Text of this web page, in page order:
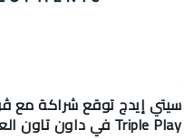
سيتي إيدج توقع شراكة مع
Triple Play في داون تاون العلمين الجديدة